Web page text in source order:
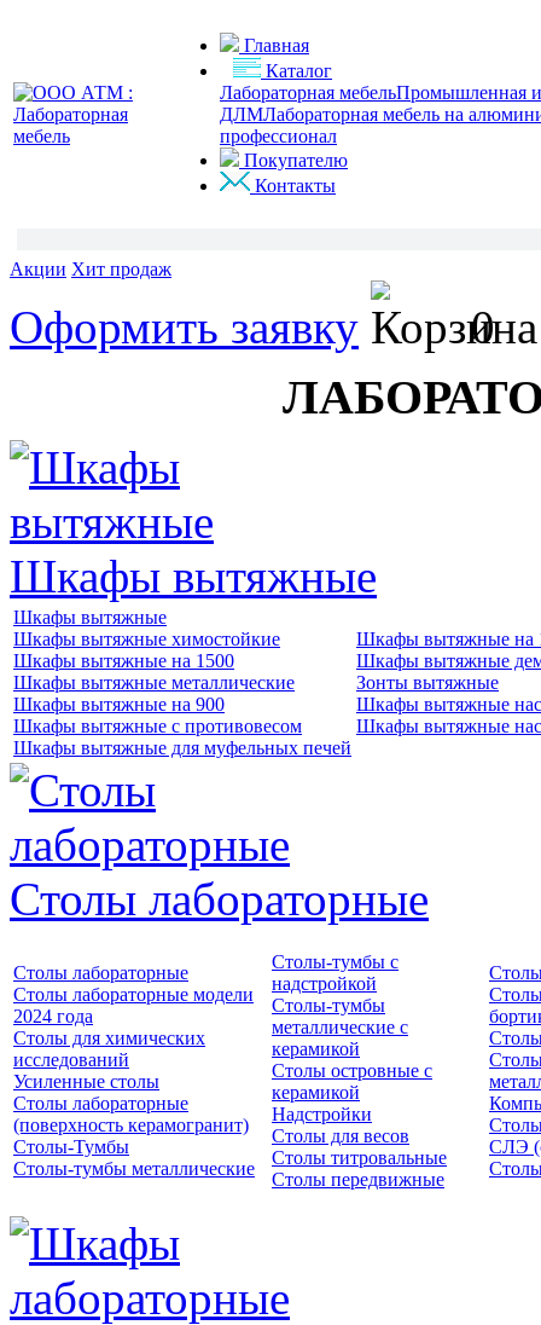
Главная
Каталог
Лабораторная мебельПромышленная и
ДЛМЛабораторная мебель на
профессионал
Покупателю
Контакты
Акции Хит продаж
Оформить заявку 0
Шкафы вытяжные
Шкафы вытяжные
Шкафы вытяжные химостойкие
Шкафы вытяжные на 1500
Шкафы вытяжные металлические
Шкафы вытяжные на 900
Шкафы вытяжные с противовесом
Шкафы вытяжные для муфельных печей
Шкафы вытяжные на
Шкафы вытяжные
Зонты вытяжные
Шкафы вытяжные
Шкафы вытяжные
Столы лабораторные
Столы лабораторные
Столы лабораторные модели
2024 года
Столы для химических
исследований
Усиленные столы
Столы лабораторные
(поверхность керамогранит)
Столы-Тумбы
Столы-тумбы металлические
Столы-тумбы с
надстройкой
Столы-тумбы
металлические с
керамикой
Столы островные с
керамикой
Надстройки
Столы для весов
Столы титровальные
Столы передвижные
СЛЭ